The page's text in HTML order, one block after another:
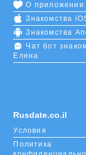
Rusdate.co.il
Условия
Политика
О приложении
Знакомства
Знакомства
Чат бот
Елена